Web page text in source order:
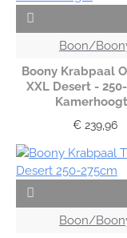
Boon/
Boony Krabpaal
XXL Desert -
€ 239,96
Boon/